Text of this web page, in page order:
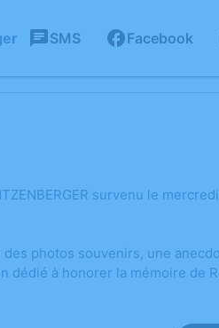
SMS Facebook
survenu le
photos souvenirs, une
dédié à honorer la mémoire de